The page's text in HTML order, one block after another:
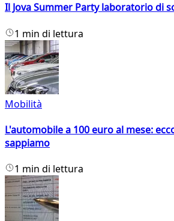
Il Jova Summer Party laboratorio di
1 min di lettura
Mobilità
L'automobile a 100 euro al mese:
sappiamo
1 min di lettura